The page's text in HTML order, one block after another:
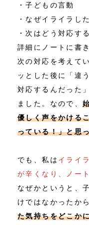
・子どもの言動
・なぜイライラし
・次はどう対応す
詳細にノートに書
次の対応を考えて
ッとした後に「違
対応するんだった
ました。なので、
優しく声をかける
っている！」と思
でも、私は イライ
が辛くなり、ノー
なぜかというと、
けではなかったか
た気持ちをどこか